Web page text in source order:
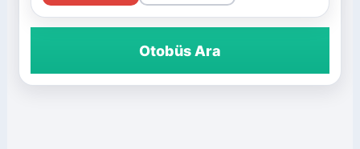
Otobüs Ara